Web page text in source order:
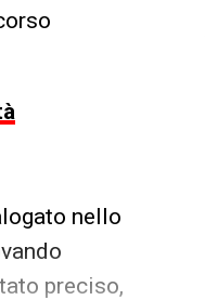
nello
preciso,